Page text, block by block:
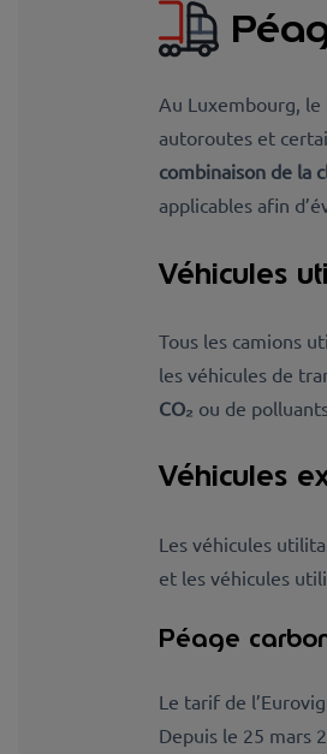
Au Luxembourg,
autoroutes et
combinaison de la
applicables afin
Véhicules
Tous les camions
les véhicules de
CO₂ ou de
Véhicules
Les véhicules
et les véhicules
Péage
Le tarif de
Depuis le 25 mars